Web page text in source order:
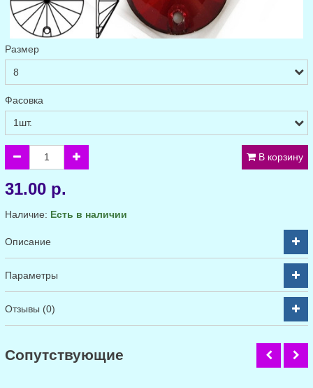
Размер
Фасовка
В корзину
31.00 р.
Наличие: Есть в наличии
Описание
Параметры
Отзывы (0)
Cопутствующие